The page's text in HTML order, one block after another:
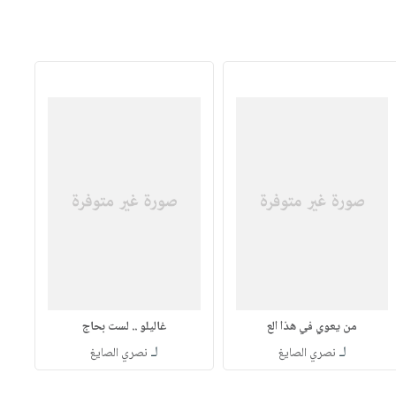
من يعوي في هذا الع
لـ نصري الصايغ
غاليلو .. لست بحاج
لـ نصري الصايغ